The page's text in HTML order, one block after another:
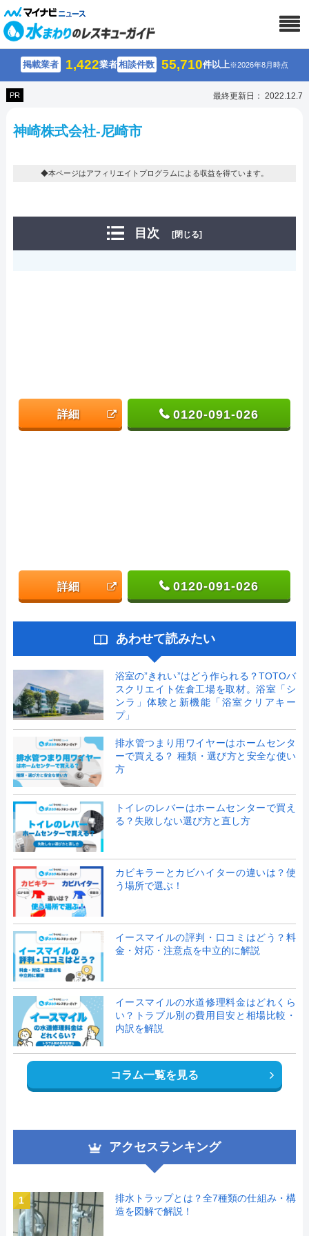
掲載業者 1,422業者相談件数 55,710件以上※2026年8月時点
PR 最終更新日： 2022.12.7
神崎株式会社-尼崎市
◆本ページはアフィリエイトプログラムによる収益を得ています。
目次 [閉じる]
詳細 0120-091-026
詳細 0120-091-026
あわせて読みたい
浴室の”きれい”はどう作られる？TOTOバ
スクリエイト佐倉工場を取材。浴室「シ
ンラ」体験と新機能「浴室クリアキー
プ」
排水管つまり用ワイヤーはホームセンタ
ーで買える？ 種類・選び方と安全な使い
方
トイレのレバーはホームセンターで買え
る？失敗しない選び方と直し方
カビキラーとカビハイターの違いは？使
う場所で選ぶ！
イースマイルの評判・口コミはどう？料
金・対応・注意点を中立的に解説
イースマイルの水道修理料金はどれくら
い？トラブル別の費用目安と相場比較・
内訳を解説
コラム一覧を見る
アクセスランキング
1
排水トラップとは？全7種類の仕組み・構
造を図解で解説！